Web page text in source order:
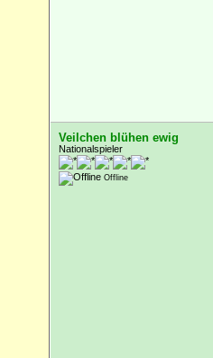
Veilchen blühen ewig
Nationalspieler
Offline